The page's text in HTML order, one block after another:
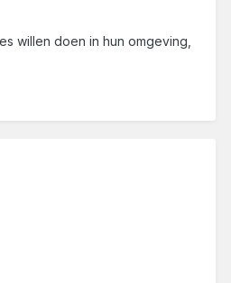
willen doen in hun omgeving,